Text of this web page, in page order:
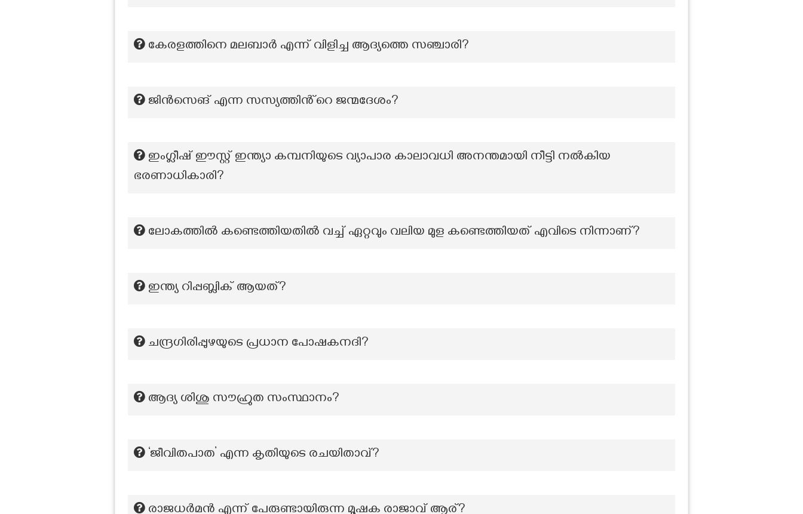
കേരളത്തിനെ മലബാർ എന്ന് വിളിച്ച ആദ്യത്തെ സഞ്ചാരി?
ജിൻസെങ് എന്ന സസ്യത്തിൻ്റെ ജന്മദേശം?
ഇംഗ്ലീഷ് ഈസ്റ്റ് ഇന്ത്യാ കമ്പനിയുടെ വ്യാപാര കാലാവധി അനന്തമായി നീട്ടി നൽകിയ
ഭരണാധികാരി?
ലോകത്തിൽ കണ്ടെത്തിയതിൽ വച്ച് ഏറ്റവും വലിയ മുള കണ്ടെത്തിയത് എവിടെ നിന്നാണ്?
ഇന്ത്യ റിപ്പബ്ലിക് ആയത്?
ചന്ദ്രഗിരിപ്പുഴയുടെ പ്രധാന പോഷകനദി?
ആദ്യ ശിശു സൗഹ്രുത സംസ്ഥാനം?
‘ജീവിതപാത’ എന്ന കൃതിയുടെ രചയിതാവ്?
രാജധർമൻ എന്ന് പേരുണ്ടായിരുന്ന മൂഷക രാജാവ് ആര്?